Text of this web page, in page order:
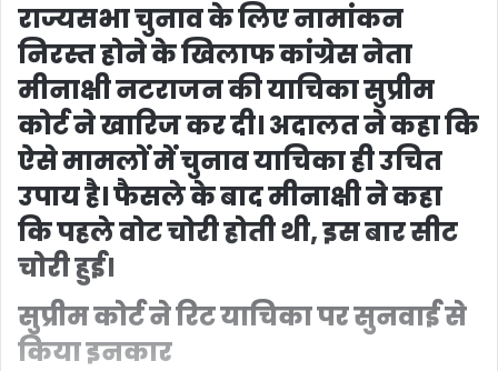
राज्यसभा चुनाव के लिए नामांकन
निरस्त होने के खिलाफ कांग्रेस नेता
मीनाक्षी नटराजन की याचिका सुप्रीम
कोर्ट ने खारिज कर दी। अदालत ने कहा कि
ऐसे मामलों में चुनाव याचिका ही उचित
उपाय है। फैसले के बाद मीनाक्षी ने कहा
कि पहले वोट चोरी होती थी, इस बार सीट
चोरी हुई।
सुप्रीम कोर्ट ने रिट याचिका पर सुनवाई से
किया इनकार